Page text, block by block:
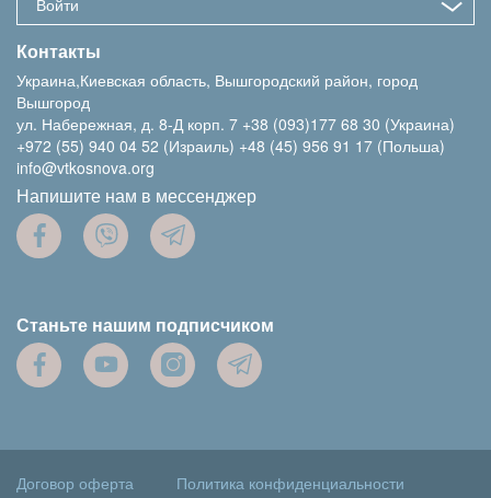
Контакты
Украина,Киевская область, Вышгородский район, город
Вышгород
ул. Набережная, д. 8-Д корп. 7 +38 (093)177 68 30 (Украина)
+972 (55) 940 04 52 (Израиль) +48 (45) 956 91 17 (Польша)
info@vtkosnova.org
Напишите нам в мессенджер
Станьте нашим подписчиком
Договор оферта Политика конфиденциальности